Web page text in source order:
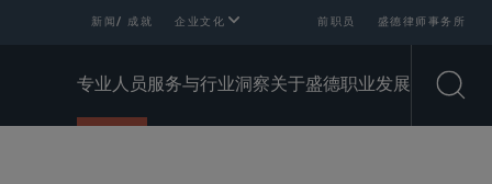
新闻/ 成就 企业文化 前职员 盛德律师事务所
专业人员服务与行业洞察关于盛德职业发展